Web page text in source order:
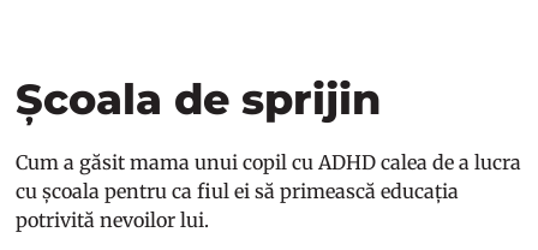
Școala de sprijin
Cum a găsit mama unui copil cu ADHD calea de a lucra
cu școala pentru ca fiul ei să primească educația
potrivită nevoilor lui.